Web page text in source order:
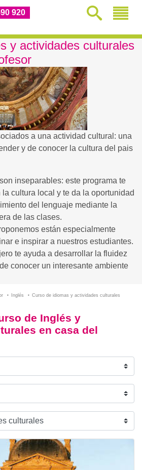
920
y actividades culturales
a una actividad cultural: una
y de conocer la cultura del pais
inseparables: este programa te
cultura local y te da la oportunidad
del lenguaje mediante la
de las clases.
están especialmente
e inspirar a nuestros estudiantes.
te ayuda a desarrollar la fluidez
conocer un interesante ambiente
Inglés Curso de idiomas y actividades culturales
de Inglés y
en casa del